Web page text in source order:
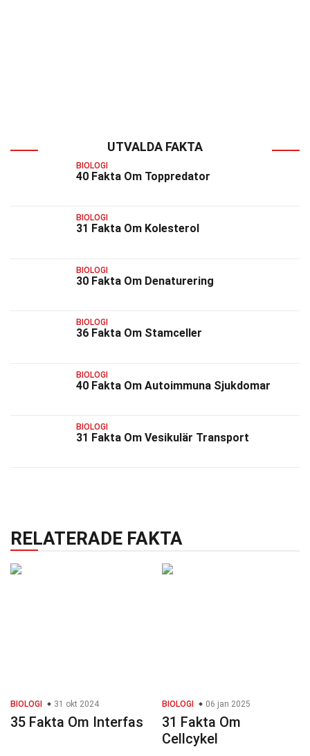
UTVALDA FAKTA
BIOLOGI
40 Fakta Om Toppredator
BIOLOGI
31 Fakta Om Kolesterol
BIOLOGI
30 Fakta Om Denaturering
BIOLOGI
36 Fakta Om Stamceller
BIOLOGI
40 Fakta Om Autoimmuna Sjukdomar
BIOLOGI
31 Fakta Om Vesikulär Transport
RELATERADE FAKTA
BIOLOGI 31 okt 2024
35 Fakta Om Interfas
BIOLOGI 06 jan 2025
31 Fakta Om
Cellcykel